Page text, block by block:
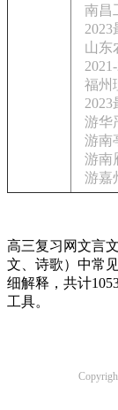
南昌
2023
山东
福州
2023
游华
游南
游南
游嘉
高三复习网文言
文、诗歌）中常
细解释，共计
工具。